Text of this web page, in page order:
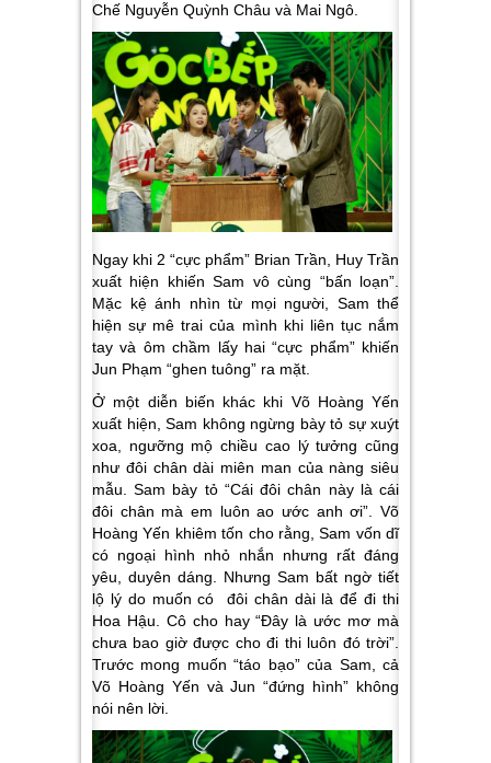
Chế Nguyễn Quỳnh Châu và Mai Ngô.
Ngay khi 2 “cực phẩm” Brian Trần, Huy Trần
xuất hiện khiến Sam vô cùng “bấn loạn”.
Mặc kệ ánh nhìn từ mọi người, Sam thể
hiện sự mê trai của mình khi liên tục nắm
tay và ôm chầm lấy hai “cực phẩm” khiến
Jun Phạm “ghen tuông” ra mặt.
Ở một diễn biến khác khi Võ Hoàng Yến
xuất hiện, Sam không ngừng bày tỏ sự xuýt
xoa, ngưỡng mộ chiều cao lý tưởng cũng
như đôi chân dài miên man của nàng siêu
mẫu. Sam bày tỏ “Cái đôi chân này là cái
đôi chân mà em luôn ao ước anh ơi”. Võ
Hoàng Yến khiêm tốn cho rằng, Sam vốn dĩ
có ngoại hình nhỏ nhắn nhưng rất đáng
yêu, duyên dáng. Nhưng Sam bất ngờ tiết
lộ lý do muốn có đôi chân dài là để đi thi
Hoa Hậu. Cô cho hay “Đây là ước mơ mà
chưa bao giờ được cho đi thi luôn đó trời”.
Trước mong muốn “táo bạo” của Sam, cả
Võ Hoàng Yến và Jun “đứng hình” không
nói nên lời.